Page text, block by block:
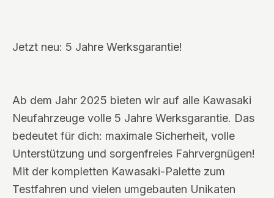
Jetzt neu: 5 Jahre Werksgarantie!
Ab dem Jahr 2025 bieten wir auf alle Kawasaki
Neufahrzeuge volle 5 Jahre Werksgarantie. Das
bedeutet für dich: maximale Sicherheit, volle
Unterstützung und sorgenfreies Fahrvergnügen!
Mit der kompletten Kawasaki-Palette zum
Testfahren und vielen umgebauten Unikaten